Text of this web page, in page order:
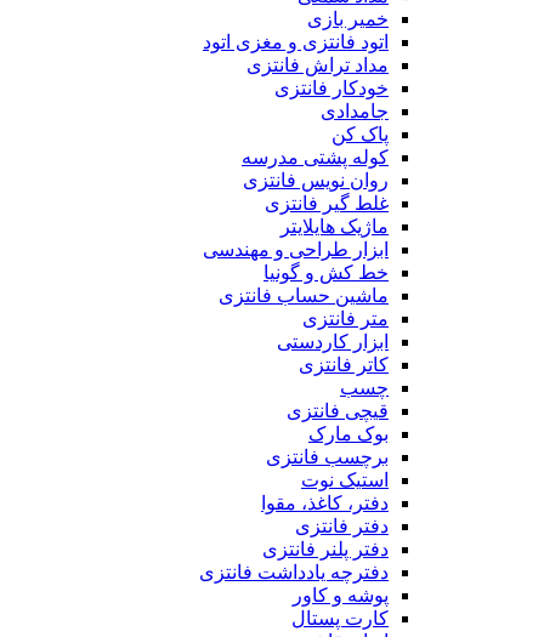
خمیر بازی
اتود فانتزی و مغزی اتود
مداد تراش فانتزی
خودکار فانتزی
کوله پشتی مدرسه
روان نویس فانتزی
غلط گیر فانتزی
ماژیک هایلایتر
ابزار طراحی و مهندسی
خط کش و گونیا
ماشین حساب فانتزی
متر فانتزی
ابزار کاردستی
کاتر فانتزی
قیچی فانتزی
بوک مارک
برچسب فانتزی
استیک نوت
دفتر، کاغذ، مقوا
دفتر فانتزی
دفتر پلنر فانتزی
دفترچه یادداشت فانتزی
پوشه و کاور
کارت پستال